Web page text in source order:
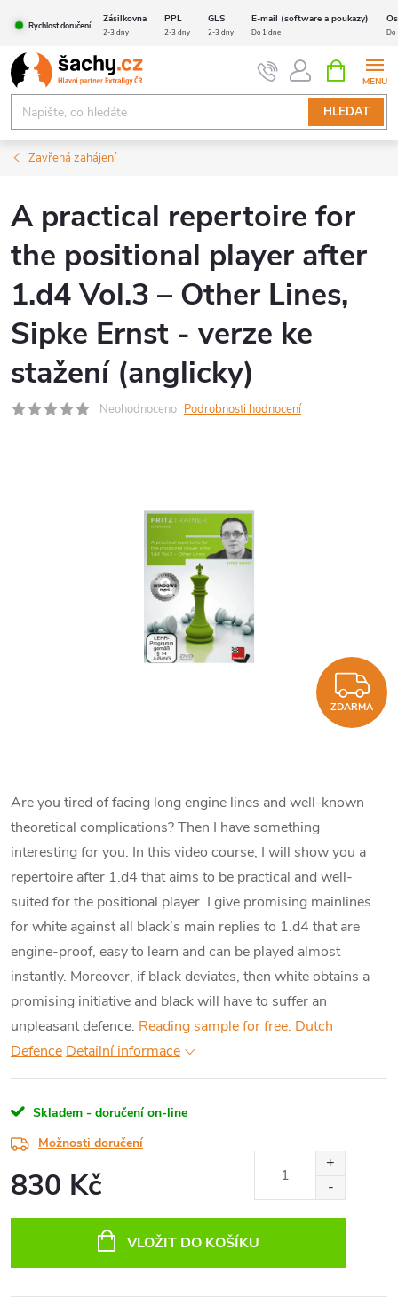
obsah
Rychlost doručení
Zásilkovna PPL GLS E-mail (software a poukazy)
2-3 dny 2-3 dny 2-3 dny Do 1 dne Do
HLEDAT
NÁKUPNÍ
KOŠÍK
Zavřená zahájení
A practical repertoire for
the positional player after
1.d4 Vol.3 – Other Lines,
Sipke Ernst - verze ke
stažení (anglicky)
Neohodnoceno Podrobnosti hodnocení
ZDARMA
Are you tired of facing long engine lines and well-known
theoretical complications? Then I have something
interesting for you. In this video course, I will show you a
repertoire after 1.d4 that aims to be practical and well-
suited for the positional player. I give promising mainlines
for white against all black’s main replies to 1.d4 that are
engine-proof, easy to learn and can be played almost
instantly. Moreover, if black deviates, then white obtains a
promising initiative and black will have to suffer an
unpleasant defence. Reading sample for free: Dutch
Defence Detailní informace
Skladem - doručení on-line
Možnosti doručení
830 Kč
VLOŽIT DO KOŠÍKU